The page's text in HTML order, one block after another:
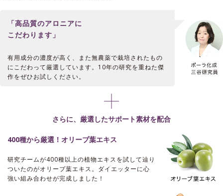
「高品質のアロニアに
こだわります」
有用成分の濃度が高く、また無農薬で栽培されたもの
にこだわって厳選しています。10年の研究を重ねた傑
作をぜひお試しください。
さらに、厳選したサポート素材を配合
400種から厳選！オリーブ葉エキス
研究チームが400種以上の植物エキスを試して辿り
ついたのがオリーブ葉エキス。ダイエッターに心
強い組み合わせが完成しました！